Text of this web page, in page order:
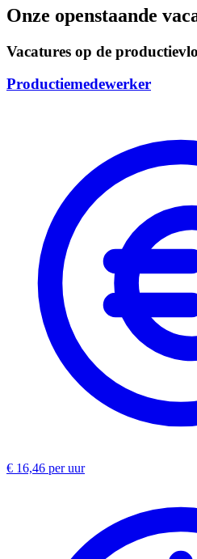
Onze openstaande
Vacatures op de
Productiemedewerker
€ 16,46 per uur